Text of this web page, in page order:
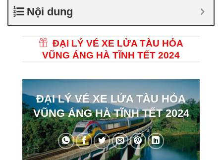
Nội dung
ĐẠI LÝ VÉ XE LỬA TÀU HỎA
VŨNG ÁNG HÀ TĨNH TẾT 2024
ĐẠI LÝ VÉ XE LỬA TÀU HỎA
VŨNG ÁNG HÀ TĨNH TẾT 2024